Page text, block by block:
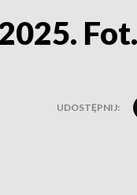
UDOSTĘPNIJ: